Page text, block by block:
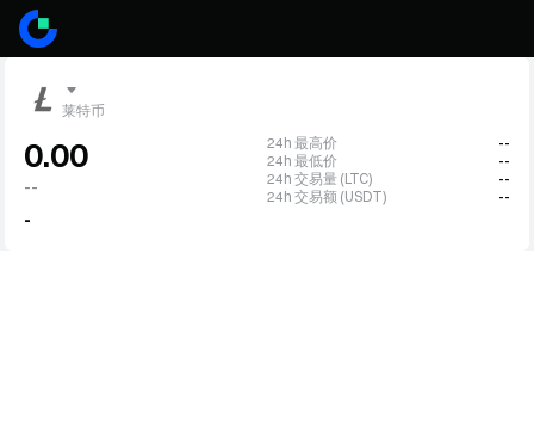
莱特币
0.00
--
-
24h 最高价
--
24h 最低价
--
24h 交易量 (LTC)
--
24h 交易额 (USDT)
--